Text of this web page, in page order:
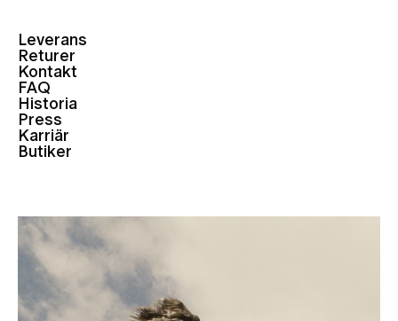
Leverans
Returer
Kontakt
FAQ
Historia
Press
Karriär
Butiker